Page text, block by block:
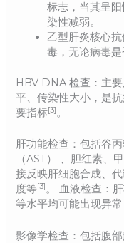
标志，当其呈
染性减弱。
乙型肝炎核心
毒，无论病毒是
HBV DNA 检查：主
平、传染性大小，是
要指标[3]。
肝功能检查：包括谷
（AST） 、胆红素、
接反映肝细胞合成、
度等[3]。 血液检查：
等水平均可能出现异
影像学检查：包括腹